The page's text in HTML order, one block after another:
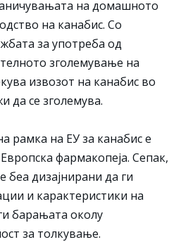
на домашното
на канабис. Со
за употреба од
зголемување на
извозот на канабис во
да се зголемува.
рамка на ЕУ за канабис е
фармакопеја. Сепак,
беа дизајнирани да ги
и карактеристики на
барањата околу
за толкување.